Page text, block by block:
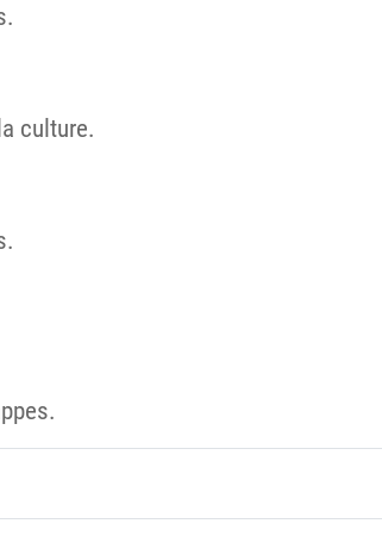
culture.